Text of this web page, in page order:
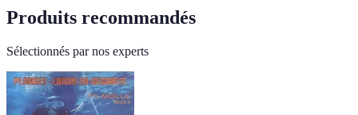
Produits recommandés
Sélectionnés par nos experts